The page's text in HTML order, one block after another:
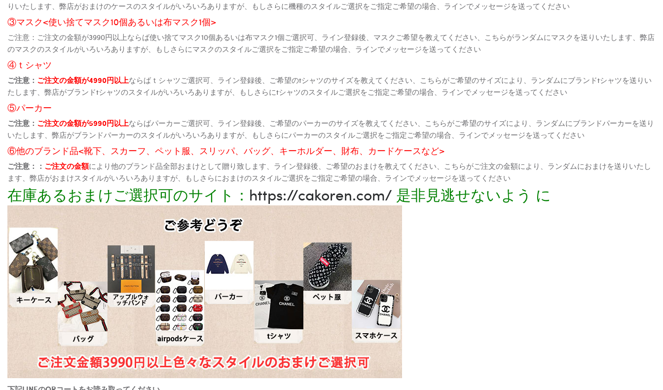
りいたします、弊店がおまけのケースのスタイルがいろいろありますが、もしさらに機種のスタイルご選択をご指定ご希望の場合、ラインでメッセージを送ってください
③マスク<使い捨てマスク10個あるいは布マスク1個>
ご注意：ご注文の金額が3990円以上ならば使い捨てマスク10個あるいは布マスク1個ご選択可、ライン登録後、マスクご希望を教えてください、こちらがランダムにマスクを送りいたします、弊店
のマスクのスタイルがいろいろありますが、もしさらにマスクのスタイルご選択をご指定ご希望の場合、ラインでメッセージを送ってください
④ｔシャツ
ご注意： ご注文の金額が4990円以上ならばｔシャツご選択可、ライン登録後、ご希望のtシャツのサイズを教えてください、こちらがご希望のサイズにより、ランダムにブランドtシャツを送りい
たします、弊店がブランドtシャツのスタイルがいろいろありますが、もしさらにtシャツのスタイルご選択をご指定ご希望の場合、ラインでメッセージを送ってください
⑤パーカー
ご注意： ご注文の金額が5990円以上ならばパーカーご選択可、ライン登録後、ご希望のパーカーのサイズを教えてください、こちらがご希望のサイズにより、ランダムにブランドパーカーを送り
いたします、弊店がブランドパーカーのスタイルがいろいろありますが、もしさらにパーカーのスタイルご選択をご指定ご希望の場合、ラインでメッセージを送ってください
⑥他のブランド品<靴下、スカーフ、ペット服、スリッパ、バッグ、キーホルダー、財布、カードケースなど>
ご注意：： ご注文の金額により他のブランド品全部おまけとして贈り致します、ライン登録後、ご希望のおまけを教えてください、こちらがご注文の金額により、ランダムにおまけを送りいたし
ます、弊店がおまけスタイルがいろいろありますが、もしさらにおまけのスタイルご選択をご指定ご希望の場合、ラインでメッセージを送ってください
在庫あるおまけご選択可のサイト： https://cakoren.com/ 是非見逃せないよう に